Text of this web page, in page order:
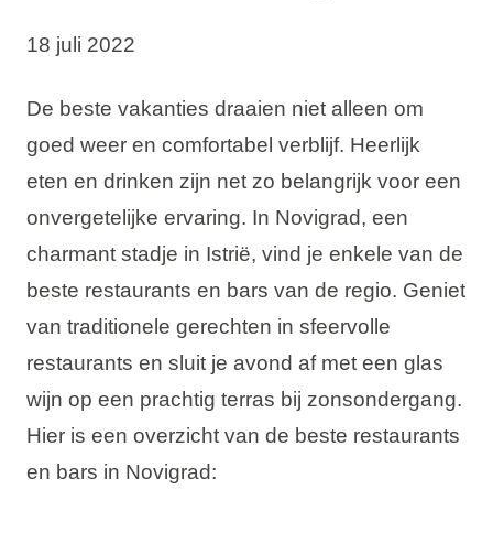
Speciale aanbiedingen
Bestemmingen
Vakantietypes
Merken
Ami Loyalty programma
18 juli 2022
De beste vakanties draaien niet alleen om
goed weer en comfortabel verblijf. Heerlijk
eten en drinken zijn net zo belangrijk voor een
onvergetelijke ervaring. In Novigrad, een
charmant stadje in Istrië, vind je enkele van de
beste restaurants en bars van de regio. Geniet
van traditionele gerechten in sfeervolle
restaurants en sluit je avond af met een glas
wijn op een prachtig terras bij zonsondergang.
Hier is een overzicht van de beste restaurants
en bars in Novigrad: